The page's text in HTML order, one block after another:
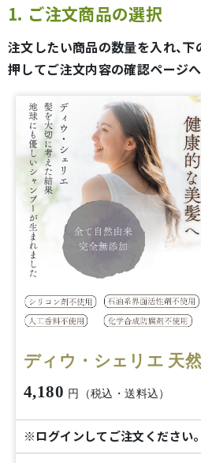
1. ご注文商品の選択
注文したい商品の数量を入れ、下
押してご注文内容の確認ページ
ディウ・シェリエ 天
4,180 円（税込・送料込）
※ログインしてご注文ください。